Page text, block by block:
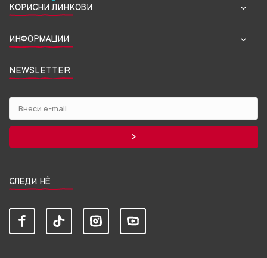
КОРИСНИ ЛИНКОВИ
ИНФОРМАЦИИ
NEWSLETTER
СЛЕДИ НЀ